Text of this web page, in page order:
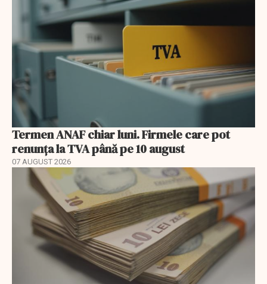
Termen ANAF chiar luni. Firmele care pot
renunța la TVA până pe 10 august
07 AUGUST 2026